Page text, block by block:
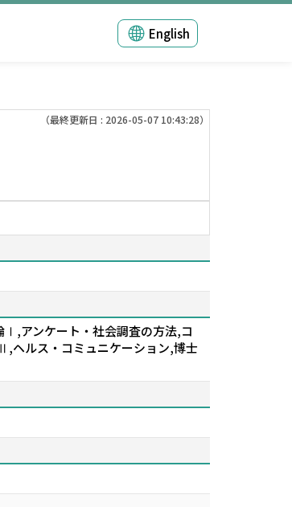
English
（最終更新日 : 2026-05-07 10:43:28）
ンケート・社会調査の方法,コ
ヘルス・コミュニケーション,博士